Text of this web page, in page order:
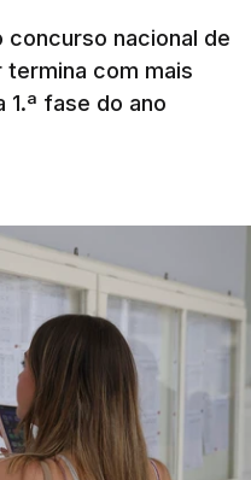
concurso nacional de
termina com mais
fase do ano